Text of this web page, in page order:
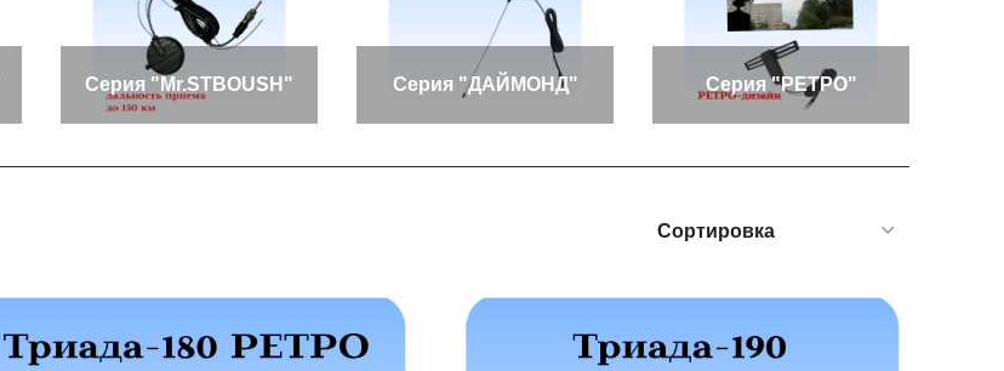
Серия "Mr.STBOUSH" Серия "ДАЙМОНД" Серия "РЕТРО"